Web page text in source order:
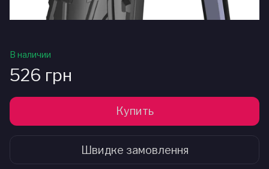
В наличии
526 грн
Купить
Швидке замовлення